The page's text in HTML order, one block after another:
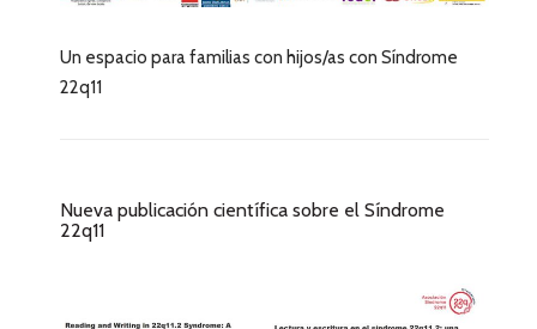
Un espacio para familias con hijos/as con Síndrome
22q11
Nueva publicación científica sobre el Síndrome
22q11